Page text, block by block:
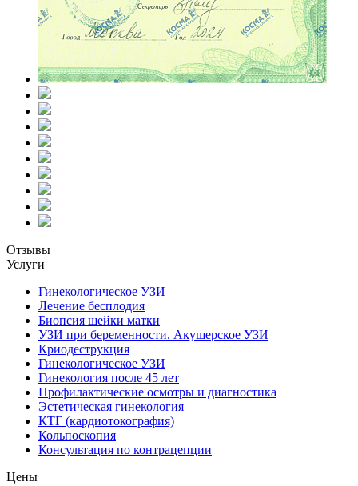
Отзывы
Услуги
Гинекологическое УЗИ
Лечение бесплодия
Биопсия шейки матки
УЗИ при беременности. Акушерское УЗИ
Криодеструкция
Гинекологическое УЗИ
Гинекология после 45 лет
Профилактические осмотры и диагностика
Эстетическая гинекология
КТГ (кардиотокография)
Кольпоскопия
Консультация по контрацепции
Цены